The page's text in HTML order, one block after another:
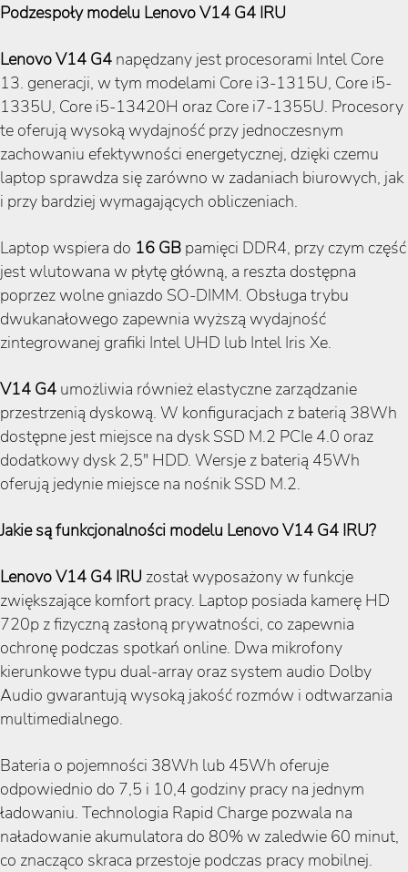
Podzespoły modelu Lenovo V14 G4 IRU
Lenovo V14 G4 napędzany jest procesorami Intel Core
13. generacji, w tym modelami Core i3-1315U, Core i5-
1335U, Core i5-13420H oraz Core i7-1355U. Procesory
te oferują wysoką wydajność przy jednoczesnym
zachowaniu efektywności energetycznej, dzięki czemu
laptop sprawdza się zarówno w zadaniach biurowych, jak
i przy bardziej wymagających obliczeniach.
Laptop wspiera do 16 GB pamięci DDR4, przy czym część
jest wlutowana w płytę główną, a reszta dostępna
poprzez wolne gniazdo SO-DIMM. Obsługa trybu
dwukanałowego zapewnia wyższą wydajność
zintegrowanej grafiki Intel UHD lub Intel Iris Xe.
V14 G4 umożliwia również elastyczne zarządzanie
przestrzenią dyskową. W konfiguracjach z baterią 38Wh
dostępne jest miejsce na dysk SSD M.2 PCIe 4.0 oraz
dodatkowy dysk 2,5" HDD. Wersje z baterią 45Wh
oferują jedynie miejsce na nośnik SSD M.2.
Jakie są funkcjonalności modelu Lenovo V14 G4 IRU?
Lenovo V14 G4 IRU został wyposażony w funkcje
zwiększające komfort pracy. Laptop posiada kamerę HD
720p z fizyczną zasłoną prywatności, co zapewnia
ochronę podczas spotkań online. Dwa mikrofony
kierunkowe typu dual-array oraz system audio Dolby
Audio gwarantują wysoką jakość rozmów i odtwarzania
multimedialnego.
Bateria o pojemności 38Wh lub 45Wh oferuje
odpowiednio do 7,5 i 10,4 godziny pracy na jednym
ładowaniu. Technologia Rapid Charge pozwala na
naładowanie akumulatora do 80% w zaledwie 60 minut,
co znacząco skraca przestoje podczas pracy mobilnej.